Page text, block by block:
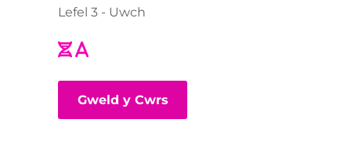
Lefel 3 - Uwch
Gweld y Cwrs